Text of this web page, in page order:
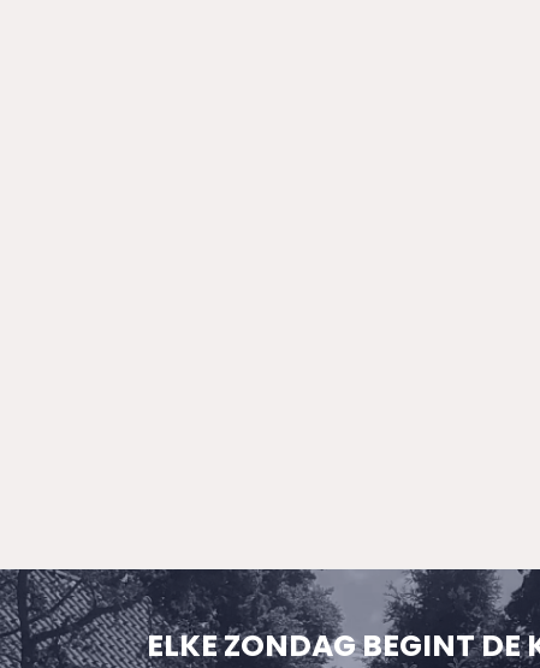
ELKE ZONDAG BEGINT DE